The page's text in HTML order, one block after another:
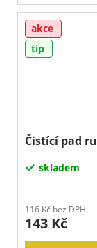
akce
tip
Čistící pad
skladem
116 Kč bez DPH
143 Kč